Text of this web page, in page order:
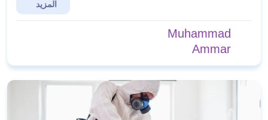
المزيد
Muhammad
Ammar